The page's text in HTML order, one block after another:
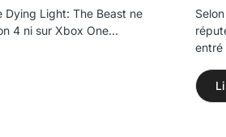
Dying Light: The Beast ne
4 ni sur Xbox One…